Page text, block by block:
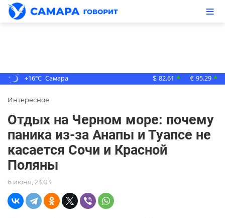
+16°C Самара $ 82.61 ▲ € 95.29 ▲
Интересное
Отдых на Черном море: почему
паника из-за Анапы и Туапсе не
касается Сочи и Красной
Поляны
6 июня, 23:03